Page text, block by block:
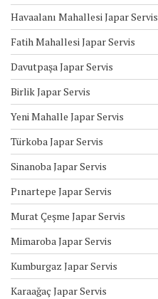
Havaalanı Mahallesi Japar Servis
Fatih Mahallesi Japar Servis
Davutpaşa Japar Servis
Birlik Japar Servis
Yeni Mahalle Japar Servis
Türkoba Japar Servis
Sinanoba Japar Servis
Pınartepe Japar Servis
Murat Çeşme Japar Servis
Mimaroba Japar Servis
Kumburgaz Japar Servis
Karaağaç Japar Servis